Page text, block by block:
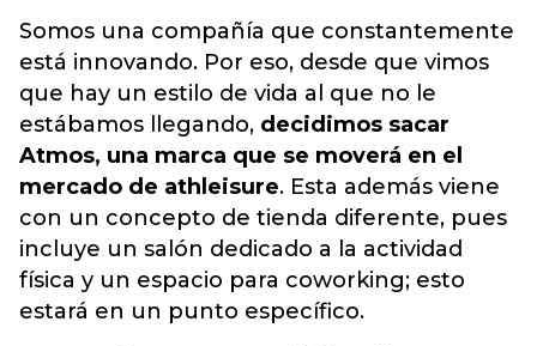
Somos una compañía que constantemente
está innovando. Por eso, desde que vimos
que hay un estilo de vida al que no le
estábamos llegando, decidimos sacar
Atmos, una marca que se moverá en el
mercado de athleisure. Esta además viene
con un concepto de tienda diferente, pues
incluye un salón dedicado a la actividad
física y un espacio para coworking; esto
estará en un punto específico.